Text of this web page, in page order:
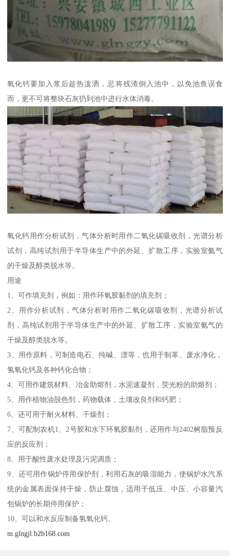
氧化钙要加入浆后趁热泼洒，忌将残渣倒入池中，以免池鱼误食
而，更不可将整块石灰扔到池中进行水体消毒。
氧化钙用作分析试剂，气体分析时用作二氧化碳吸收剂，光谱分析
试剂，高纯试剂用于半导体生产中的外延、扩散工序，实验室氨气
的干燥及醇类脱水等。
用途
1、可作填充剂，例如：用作环氧胶黏剂的填充剂；
2、用作分析试剂，气体分析时用作二氧化碳吸收剂，光谱分析试
剂，高纯试剂用于半导体生产中的外延、扩散工序，实验室氨气的
干燥及醇类脱水等。
3、用作原料，可制造电石、纯碱、漂等，也用于制革、废水净化，
氢氧化钙及各种钙化合物；
4、可用作建筑材料、冶金助熔剂，水泥速凝剂，荧光粉的助熔剂；
5、用作植物油脱色剂，药物载体，土壤改良剂和钙肥；
6、还可用于耐火材料、干燥剂；
7、可配制农机1、2号胶和水下环氧胶黏剂，还用作与2402树脂预反
应的反应剂；
8、用于酸性废水处理及污泥调质；
9、还可用作锅炉停用保护剂，利用石灰的吸湿能力，使锅炉水汽系
统的金属表面保持干燥，防止腐蚀，适用于低压、中压、小容量汽
包锅炉的长期停用保护；
10、可以和水反应制备氢氧化钙。
m.glngjl.b2b168.com